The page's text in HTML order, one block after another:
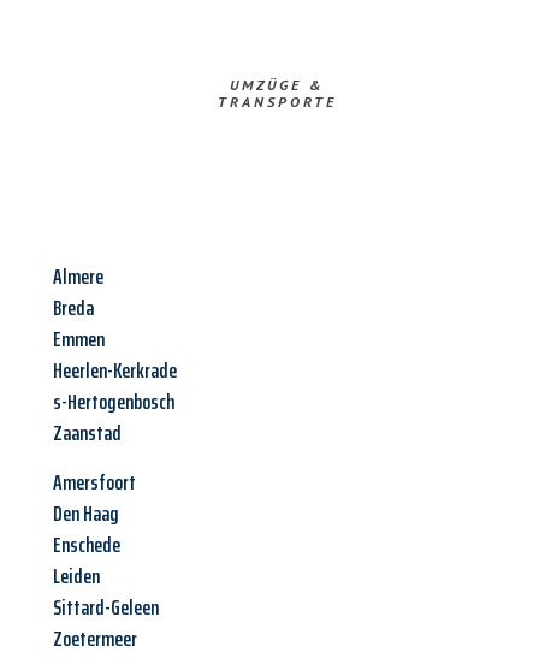
UMZÜGE &
TRANSPORTE
Almere
Breda
Emmen
Heerlen-Kerkrade
s-Hertogenbosch
Zaanstad
Amersfoort
Den Haag
Enschede
Leiden
Sittard-Geleen
Zoetermeer